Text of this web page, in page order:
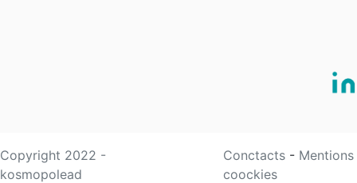
Copyright 2022 -
kosmopolead
Conctacts -
coockies